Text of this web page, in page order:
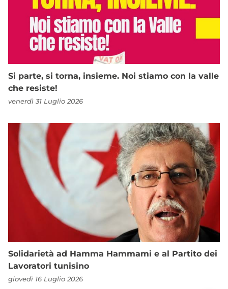
Si parte, si torna, insieme. Noi stiamo con la valle
che resiste!
venerdì 31 Luglio 2026
Solidarietà ad Hamma Hammami e al Partito dei
Lavoratori tunisino
giovedì 16 Luglio 2026